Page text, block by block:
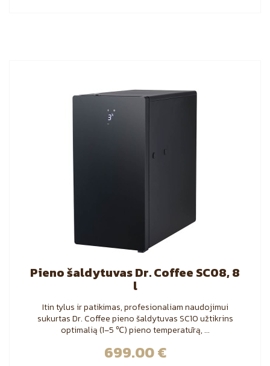
Pieno šaldytuvas Dr. Coffee SC08, 8
l
Itin tylus ir patikimas, profesionaliam naudojimui
sukurtas Dr. Coffee pieno šaldytuvas SC10 užtikrins
optimalią (1–5 ℃) pieno temperatūrą, ...
699.00€